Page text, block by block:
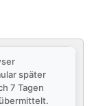
später
7 Tagen